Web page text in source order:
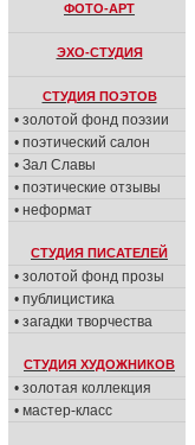
ФОТО-АРТ
ЭХО-СТУДИЯ
СТУДИЯ ПОЭТОВ
• золотой фонд поэзии
• поэтический салон
• Зал Славы
• поэтические отзывы
• неформат
СТУДИЯ ПИСАТЕЛЕЙ
• золотой фонд прозы
• публицистика
• загадки творчества
СТУДИЯ ХУДОЖНИКОВ
• золотая коллекция
• мастер-класс